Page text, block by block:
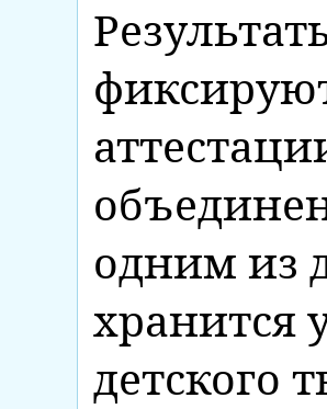
одним из
хранится
детского